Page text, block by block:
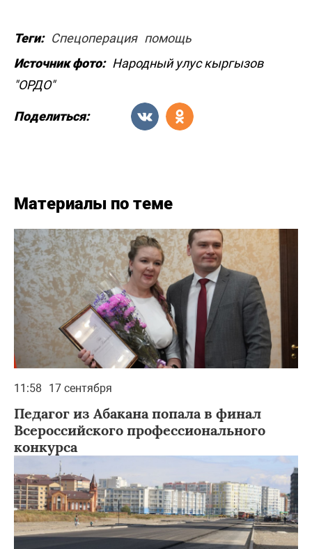
Теги: Спецоперация помощь
Источник фото: Народный улус кыргызов
"ОРДО"
Поделиться:
Материалы по теме
11:58 17 сентября
Педагог из Абакана попала в финал
Всероссийского профессионального
конкурса